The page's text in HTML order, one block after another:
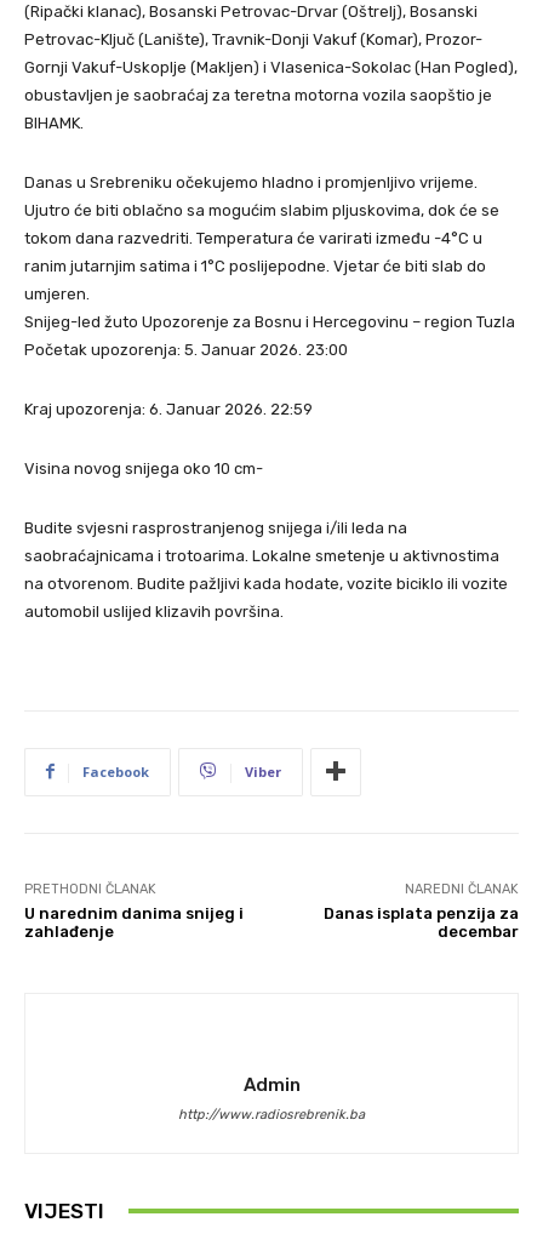
(Ripački klanac), Bosanski Petrovac-Drvar (Oštrelj), Bosanski
Petrovac-Ključ (Lanište), Travnik-Donji Vakuf (Komar), Prozor-
Gornji Vakuf-Uskoplje (Makljen) i Vlasenica-Sokolac (Han Pogled),
obustavljen je saobraćaj za teretna motorna vozila saopštio je
BIHAMK.
Danas u Srebreniku očekujemo hladno i promjenljivo vrijeme.
Ujutro će biti oblačno sa mogućim slabim pljuskovima, dok će se
tokom dana razvedriti. Temperatura će varirati između -4°C u
ranim jutarnjim satima i 1°C poslijepodne. Vjetar će biti slab do
umjeren.
Snijeg-led žuto Upozorenje za Bosnu i Hercegovinu – region Tuzla
Početak upozorenja: 5. Januar 2026. 23:00
Kraj upozorenja: 6. Januar 2026. 22:59
Visina novog snijega oko 10 cm-
Budite svjesni rasprostranjenog snijega i/ili leda na
saobraćajnicama i trotoarima. Lokalne smetenje u aktivnostima
na otvorenom. Budite pažljivi kada hodate, vozite biciklo ili vozite
automobil uslijed klizavih površina.
Facebook Viber
PRETHODNI ČLANAK
U narednim danima snijeg i
zahlađenje
NAREDNI ČLANAK
Danas isplata penzija za
decembar
Admin
http://www.radiosrebrenik.ba
VIJESTI